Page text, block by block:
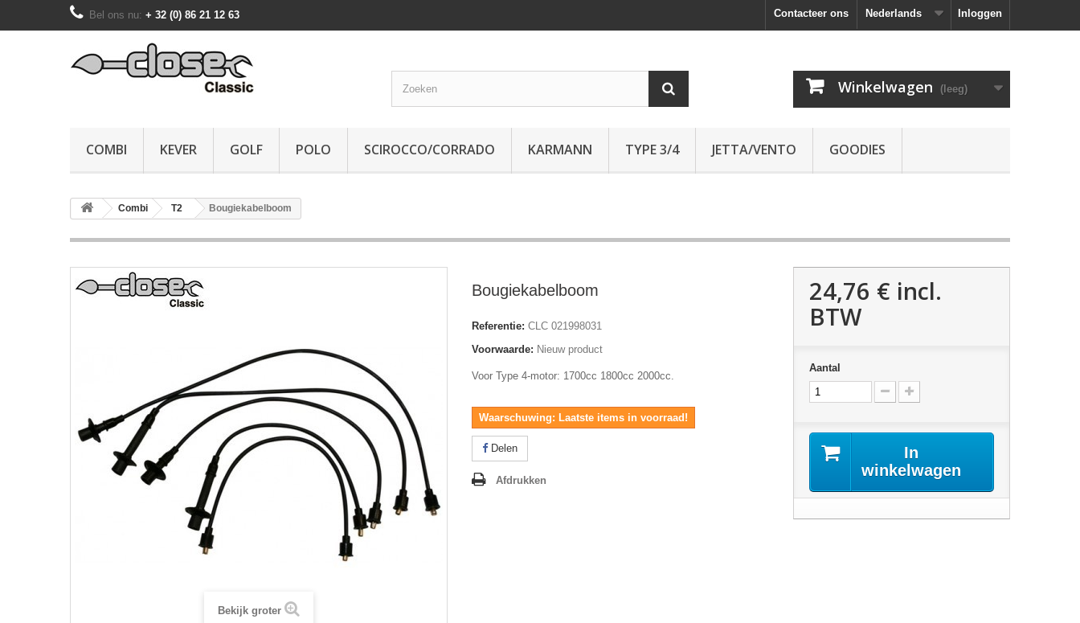
Inloggen
Nederlands
Contacteer ons
Bel ons nu: + 32 (0) 86 21 12 63
Winkelwagen (leeg)
COMBI KEVER GOLF POLO SCIROCCO/CORRADO KARMANN TYPE 3/4 JETTA/VENTO GOODIES
Combi T2 Bougiekabelboom
Bekijk groter
Bougiekabelboom
Referentie: CLC 021998031
Voorwaarde: Nieuw product
Voor Type 4-motor: 1700cc 1800cc 2000cc.
Waarschuwing: Laatste items in voorraad!
Delen
Afdrukken
24,76 € incl.
BTW
Aantal
In
winkelwagen